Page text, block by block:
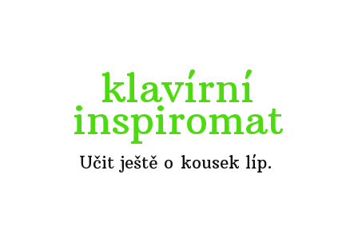
klavírní
inspiromat
Učit ještě o kousek líp.